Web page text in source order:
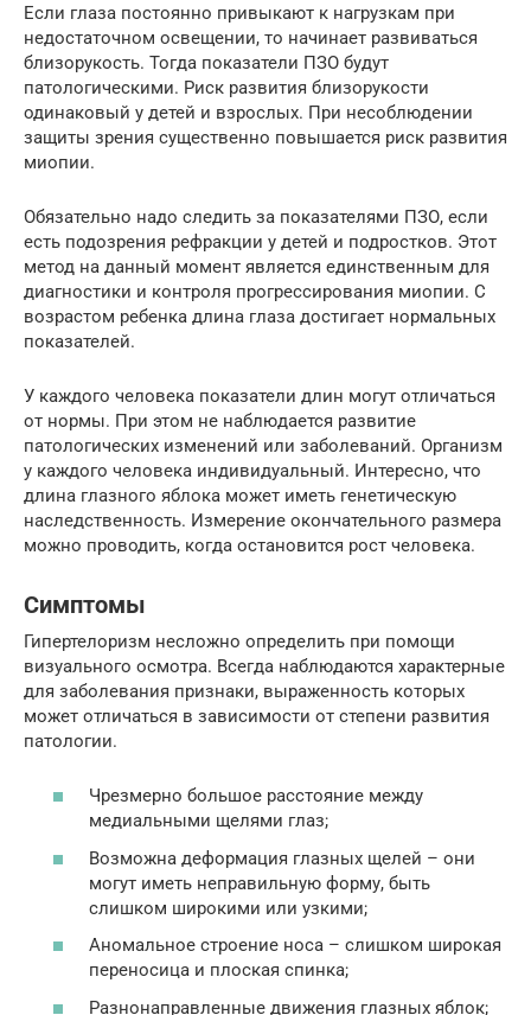
Если глаза постоянно привыкают к нагрузкам при
недостаточном освещении, то начинает развиваться
близорукость. Тогда показатели ПЗО будут
патологическими. Риск развития близорукости
одинаковый у детей и взрослых. При несоблюдении
защиты зрения существенно повышается риск развития
миопии.
Обязательно надо следить за показателями ПЗО, если
есть подозрения рефракции у детей и подростков. Этот
метод на данный момент является единственным для
диагностики и контроля прогрессирования миопии. С
возрастом ребенка длина глаза достигает нормальных
показателей.
У каждого человека показатели длин могут отличаться
от нормы. При этом не наблюдается развитие
патологических изменений или заболеваний. Организм
у каждого человека индивидуальный. Интересно, что
длина глазного яблока может иметь генетическую
наследственность. Измерение окончательного размера
можно проводить, когда остановится рост человека.
Симптомы
Гипертелоризм несложно определить при помощи
визуального осмотра. Всегда наблюдаются характерные
для заболевания признаки, выраженность которых
может отличаться в зависимости от степени развития
патологии.
Чрезмерно большое расстояние между
медиальными щелями глаз;
Возможна деформация глазных щелей – они
могут иметь неправильную форму, быть
слишком широкими или узкими;
Аномальное строение носа – слишком широкая
переносица и плоская спинка;
Разнонаправленные движения глазных яблок;